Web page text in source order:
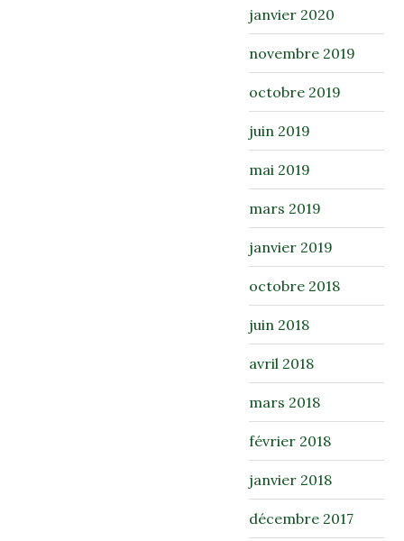
janvier 2020
novembre 2019
octobre 2019
juin 2019
mai 2019
mars 2019
janvier 2019
octobre 2018
juin 2018
avril 2018
mars 2018
février 2018
janvier 2018
décembre 2017